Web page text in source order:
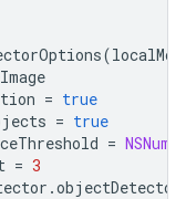
(
= true
= true
=
= 3
.objectDetector